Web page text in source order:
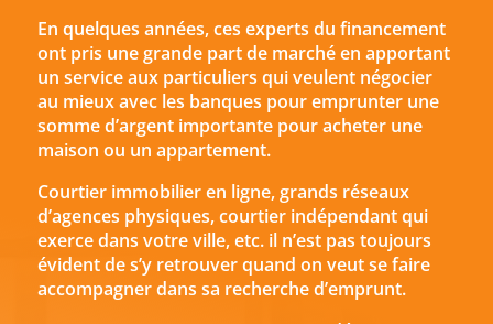
En quelques années, ces experts du financement
ont pris une grande part de marché en apportant
un service aux particuliers qui veulent négocier
au mieux avec les banques pour emprunter une
somme d’argent importante pour acheter une
maison ou un appartement.
Courtier immobilier en ligne, grands réseaux
d’agences physiques, courtier indépendant qui
exerce dans votre ville, etc. il n’est pas toujours
évident de s’y retrouver quand on veut se faire
accompagner dans sa recherche d’emprunt.